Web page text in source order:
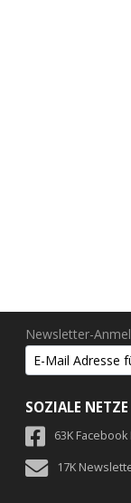
Newsletter-
SOZIALE NETZE
63K Facebook
17K